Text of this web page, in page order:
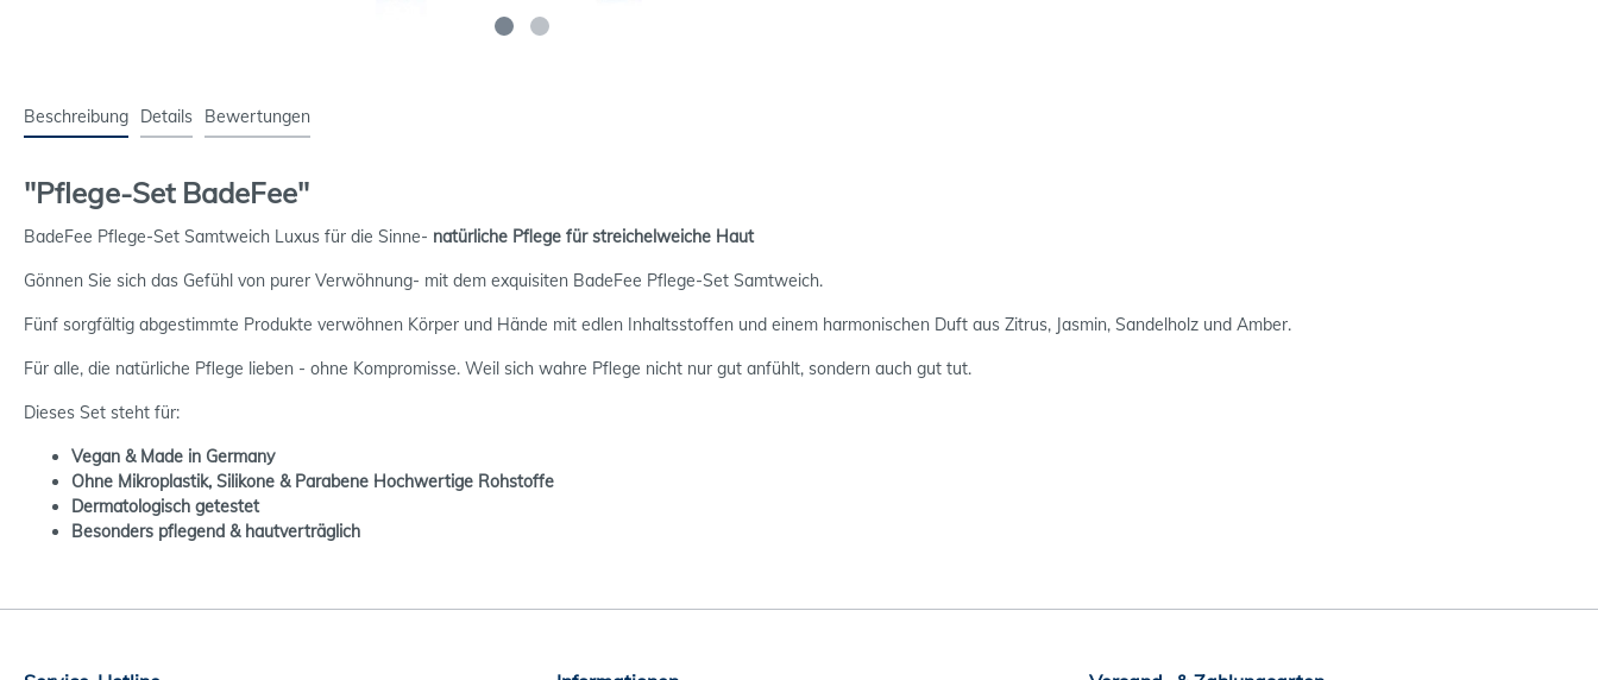
Beschreibung Details Bewertungen
"Pflege-Set BadeFee"
BadeFee Pflege-Set Samtweich Luxus für die Sinne- natürliche Pflege für streichelweiche Haut
Gönnen Sie sich das Gefühl von purer Verwöhnung- mit dem exquisiten BadeFee Pflege-Set Samtweich.
Fünf sorgfältig abgestimmte Produkte verwöhnen Körper und Hände mit edlen Inhaltsstoffen und einem harmonischen Duft aus Zitrus, Jasmin, Sandelholz und Amber.
Für alle, die natürliche Pflege lieben - ohne Kompromisse. Weil sich wahre Pflege nicht nur gut anfühlt, sondern auch gut tut.
Dieses Set steht für:
Vegan & Made in Germany
Ohne Mikroplastik, Silikone & Parabene Hochwertige Rohstoffe
Dermatologisch getestet
Besonders pflegend & hautverträglich